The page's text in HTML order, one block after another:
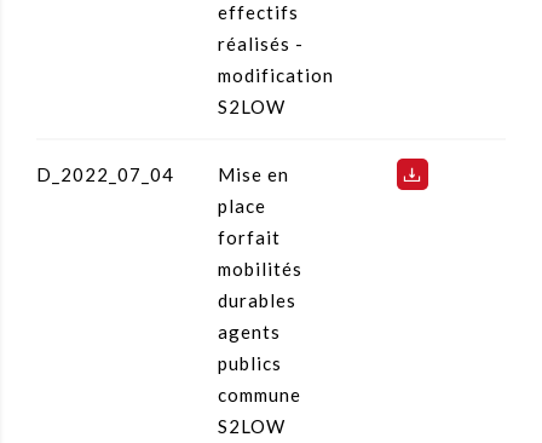
effectifs
réalisés -
modification
S2LOW
D_2022_07_04
Mise en
place
forfait
mobilités
durables
agents
publics
commune
S2LOW